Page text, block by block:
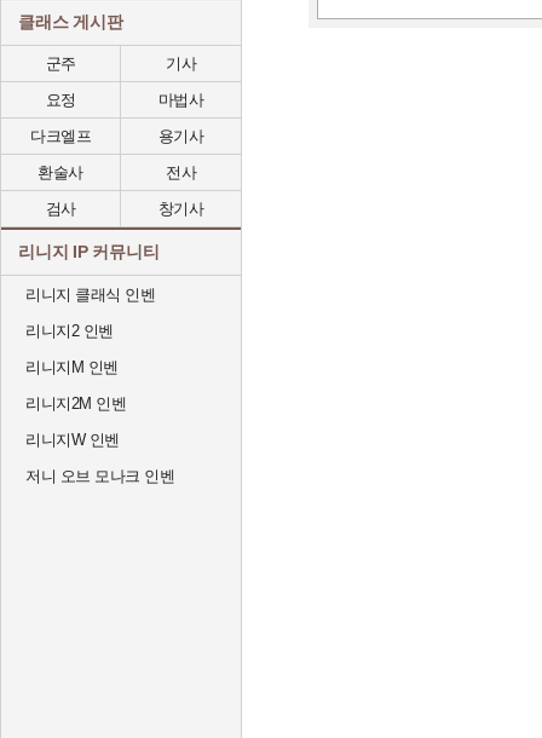
클래스 게시판
군주
기사
요정
마법사
다크엘프
용기사
환술사
전사
검사
창기사
리니지 IP 커뮤니티
리니지 클래식 인벤
리니지2 인벤
리니지M 인벤
리니지2M 인벤
리니지W 인벤
저니 오브 모나크 인벤